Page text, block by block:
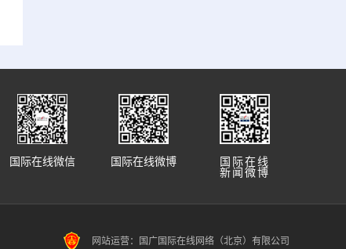
国际在线
新闻微博
国际在线微博
国际在线微信
网站运营：国广国际在线网络（北京）有限公司